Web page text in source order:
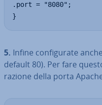
.port = "8080";
}
5. Infine con­fi­gu­ra­te
default 80). Per fare
ra­zio­ne della porta